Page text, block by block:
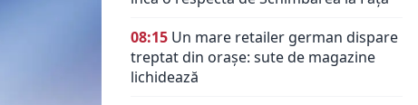
08:15 Un mare retailer german dispare
treptat din orașe: sute de magazine
lichidează